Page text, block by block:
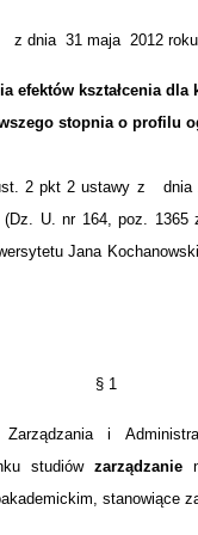
z dnia 31 maja 2012 roku
efektów kształcenia dla
stopnia o profilu
2 pkt 2 ustawy z dnia
U. nr 164, poz.
Jana
§ 1
Zarządzania i
studiów zarządzanie
stanowiące